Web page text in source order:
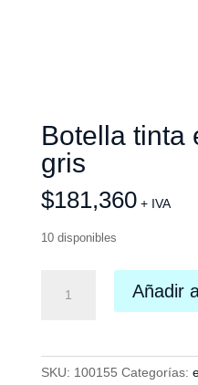
Botella tinta
gris
$181,360 + IVA
10 disponibles
Añadir
SKU: 100155 Categorías: